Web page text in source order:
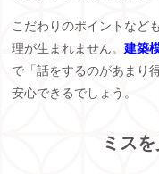
こだわりのポイントなど
理が生まれません。建築
で「話をするのがあまり
安心できるでしょう。
ミス